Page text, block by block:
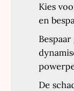
Kies
en
De